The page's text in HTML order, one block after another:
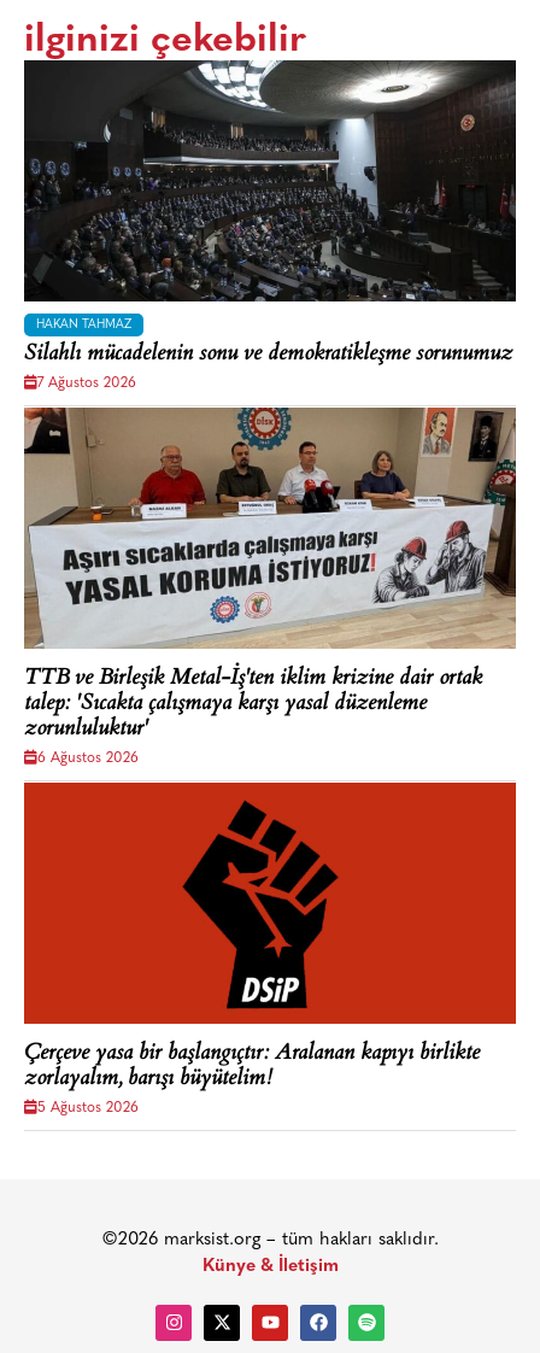
ilginizi çekebilir
HAKAN TAHMAZ
Silahlı mücadelenin sonu ve demokratikleşme sorunumuz
7 Ağustos 2026
TTB ve Birleşik Metal-İş'ten iklim krizine dair ortak
talep: 'Sıcakta çalışmaya karşı yasal düzenleme
zorunluluktur'
6 Ağustos 2026
Çerçeve yasa bir başlangıçtır: Aralanan kapıyı birlikte
zorlayalım, barışı büyütelim!
5 Ağustos 2026
©2026 marksist.org – tüm hakları saklıdır.
Künye & İletişim